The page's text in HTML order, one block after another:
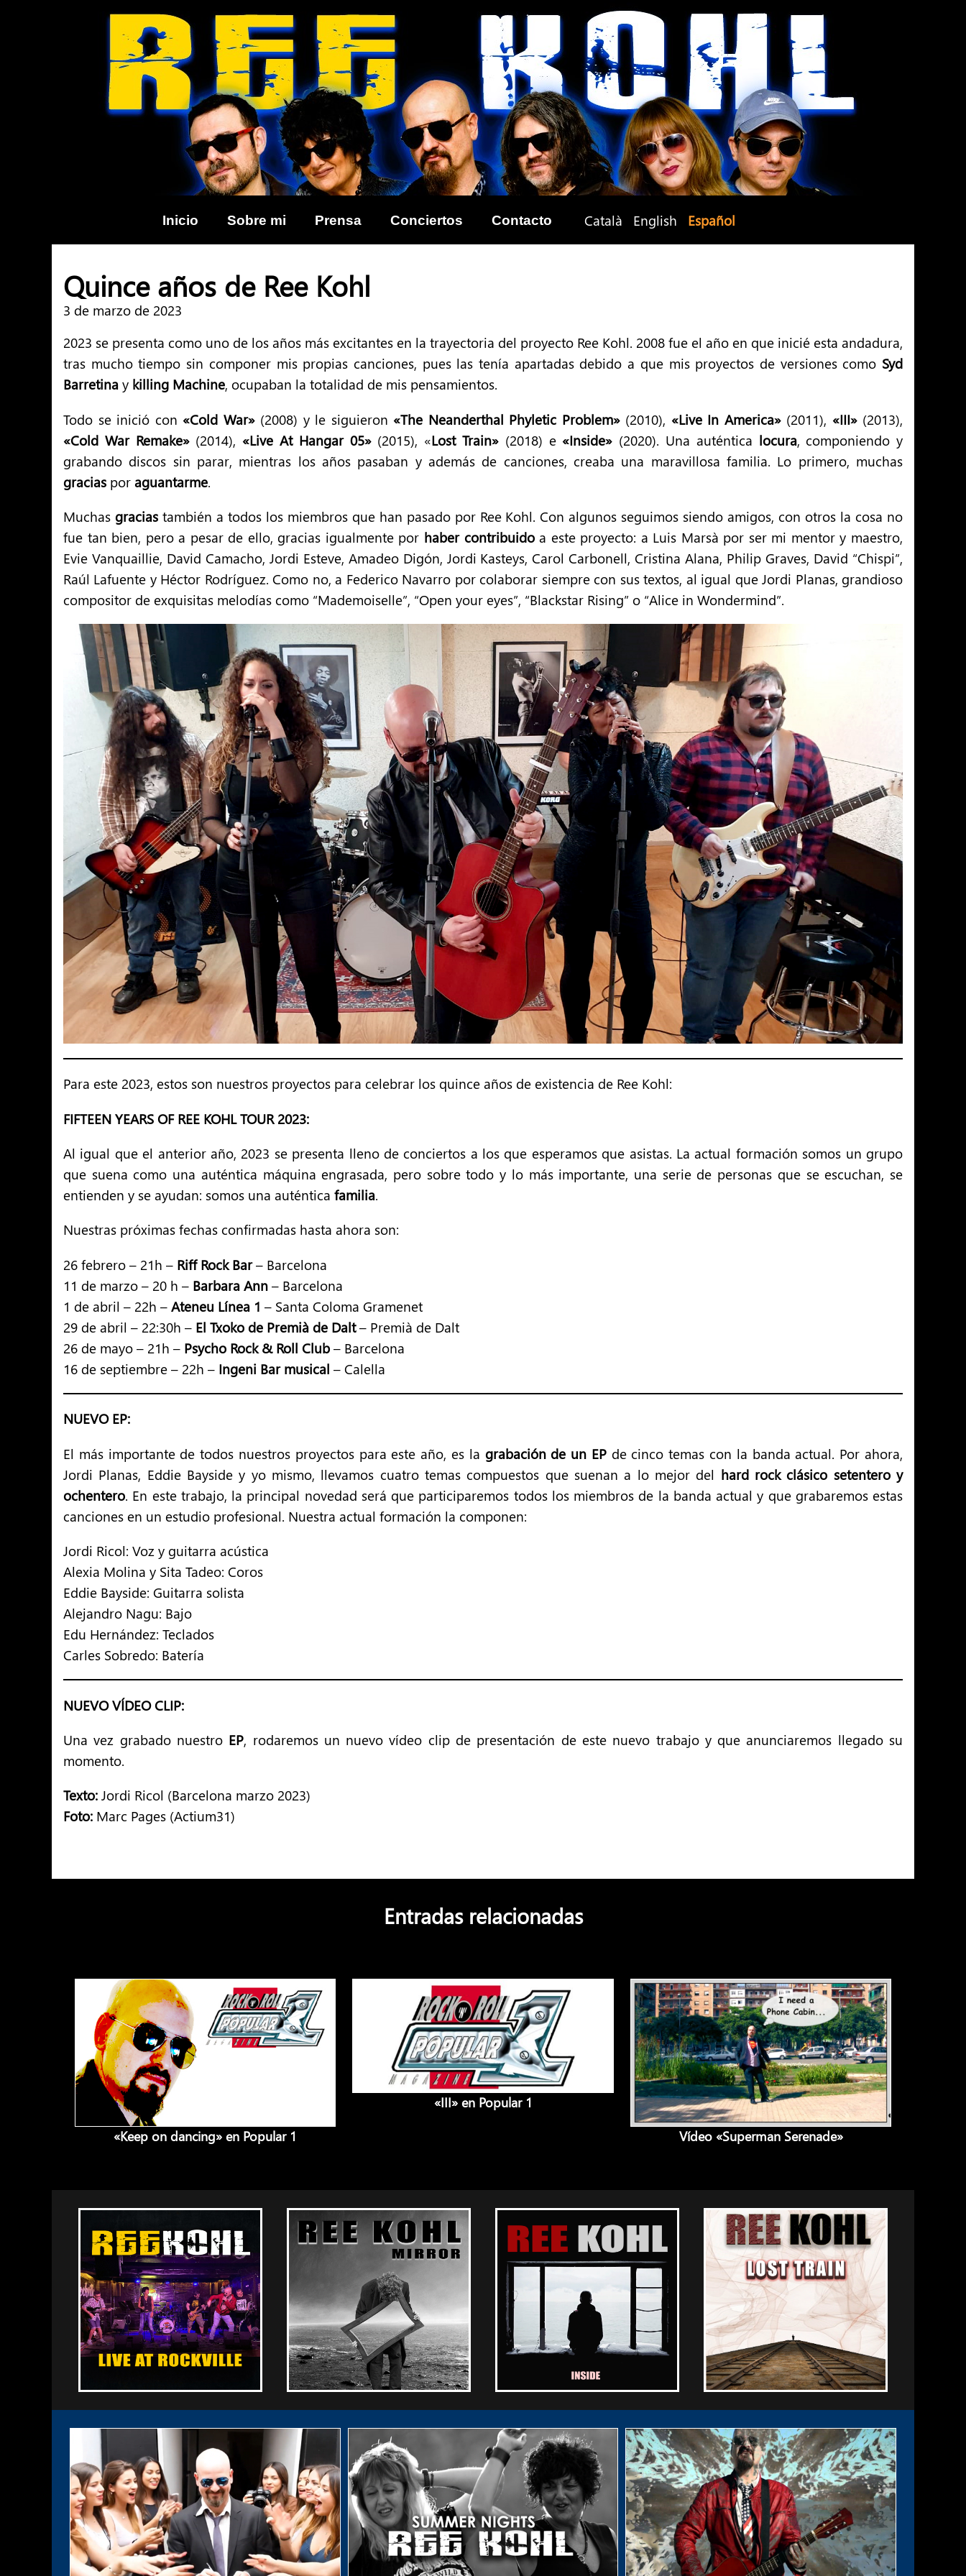
Inicio Sobre mi Prensa Conciertos Contacto Català English Español
Quince años de Ree Kohl
3 de marzo de 2023
2023 se presenta como uno de los años más excitantes en la trayectoria del proyecto Ree Kohl. 2008 fue el año en que inicié esta andadura,
tras mucho tiempo sin componer mis propias canciones, pues las tenía apartadas debido a que mis proyectos de versiones como Syd
Barretina y killing Machine, ocupaban la totalidad de mis pensamientos.
Todo se inició con «Cold War»(2008) y le siguieron «The Neanderthal Phyletic Problem»(2010), «Live In America»(2011), «III»(2013),
«Cold War Remake»(2014), «Live At Hangar 05»(2015), «Lost Train»(2018) e «Inside» (2020). Una auténtica locura, componiendo y
grabando discos sin parar, mientras los años pasaban y además de canciones, creaba una maravillosa familia. Lo primero, muchas
gracias por aguantarme.
Muchas graciastambién a todos los miembros que han pasado por Ree Kohl. Con algunos seguimos siendo amigos, con otros la cosa no
fue tan bien, pero a pesar de ello, gracias igualmente por haber contribuidoa este proyecto: a Luis Marsà por ser mi mentor y maestro,
Evie Vanquaillie, David Camacho, Jordi Esteve, Amadeo Digón, Jordi Kasteys, Carol Carbonell, Cristina Alana, Philip Graves, David “Chispi”,
Raúl Lafuente y Héctor Rodríguez. Como no, a Federico Navarro por colaborar siempre con sus textos, al igual que Jordi Planas, grandioso
compositor de exquisitas melodías como “Mademoiselle”, “Open your eyes”, “Blackstar Rising” o “Alice in Wondermind”.
Para este 2023, estos son nuestros proyectos para celebrar los quince años de existencia de Ree Kohl:
FIFTEEN YEARS OF REE KOHL TOUR 2023:
Al igual que el anterior año, 2023 se presenta lleno de conciertos a los que esperamos que asistas. La actual formación somos un grupo
que suena como una auténtica máquina engrasada, pero sobre todo y lo más importante, una serie de personas que se escuchan, se
entienden y se ayudan: somos una auténtica familia.
Nuestras próximas fechas confirmadas hasta ahora son:
26 febrero – 21h – Riff Rock Bar– Barcelona
11 de marzo – 20 h – Barbara Ann – Barcelona
1 de abril – 22h – Ateneu Línea 1 – Santa Coloma Gramenet
29 de abril – 22:30h – El Txoko de Premià de Dalt– Premià de Dalt
26 de mayo – 21h – Psycho Rock & Roll Club – Barcelona
16 de septiembre – 22h – Ingeni Bar musical – Calella
NUEVO EP:
El más importante de todos nuestros proyectos para este año, es la grabación de un EPde cinco temas con la banda actual. Por ahora,
Jordi Planas, Eddie Bayside y yo mismo, llevamos cuatro temas compuestos que suenan a lo mejor del hard rock clásico setentero y
ochentero. En este trabajo, la principal novedad será que participaremos todos los miembros de la banda actual y que grabaremos estas
canciones en un estudio profesional. Nuestra actual formación la componen:
Jordi Ricol: Voz y guitarra acústica
Alexia Molina y Sita Tadeo: Coros
Eddie Bayside: Guitarra solista
Alejandro Nagu: Bajo
Edu Hernández: Teclados
Carles Sobredo: Batería
NUEVO VÍDEO CLIP:
Una vez grabado nuestro EP, rodaremos un nuevo vídeo clip de presentación de este nuevo trabajo y que anunciaremos llegado su
momento.
Texto: Jordi Ricol (Barcelona marzo 2023)
Foto: Marc Pages (Actium31)
Entradas relacionadas
«Keep on dancing» en Popular 1
«III» en Popular 1
Vídeo «Superman Serenade»